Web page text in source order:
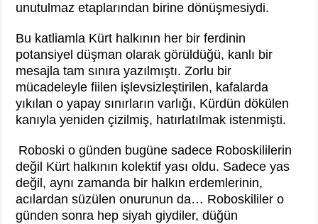
unutulmaz etaplarından birine dönüşmesiydi.
Bu katliamla Kürt halkının her bir ferdinin
potansiyel düşman olarak görüldüğü, kanlı bir
mesajla tam sınıra yazılmıştı. Zorlu bir
mücadeleyle fiilen işlevsizleştirilen, kafalarda
yıkılan o yapay sınırların varlığı, Kürdün dökülen
kanıyla yeniden çizilmiş, hatırlatılmak istenmişti.
Roboski o günden bugüne sadece Roboskililerin
değil Kürt halkının kolektif yası oldu. Sadece yas
değil, aynı zamanda bir halkın erdemlerinin,
acılardan süzülen onurunun da… Roboskililer o
günden sonra hep siyah giydiler, düğün